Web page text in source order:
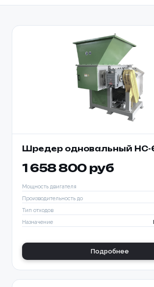
Шредер одновальный
1 658 800 руб
Мощность двигателя
Производительность до
Тип отходов
Назначение
Подробнее